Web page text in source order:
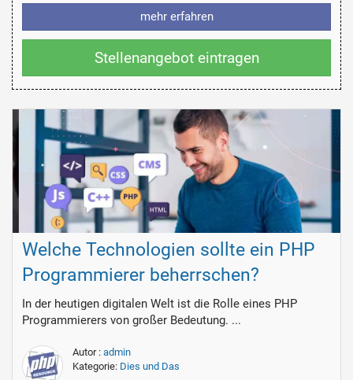
mehr erfahren
Stellenangebot eintragen
Welche Technologien sollte ein PHP
Programmierer beherrschen?
In der heutigen digitalen Welt ist die Rolle eines PHP
Programmierers von großer Bedeutung. ...
Autor : admin
Kategorie: Dies und Das